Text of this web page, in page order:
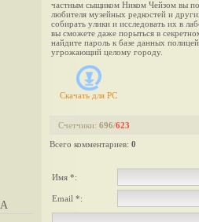
частным сыщиком Ником Чейзом вы
любителя музейных редкостей и
собирать улики и исследовать их в
вы сможете даже порыться в
найдите пароль к базе данных
угрожающий целому городу.
Скачать для PC
Счетчики: 696/623
Всего комментариев: 0
Имя *:
Email *: